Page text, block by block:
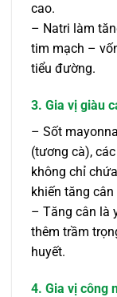
cao.
– Natri làm
tim mạch –
tiểu đường.
3. Gia vị giàu
– Sốt
(tương cà),
không chỉ
khiến tăng
– Tăng cân là
thêm trầm
huyết.
4. Gia vị công